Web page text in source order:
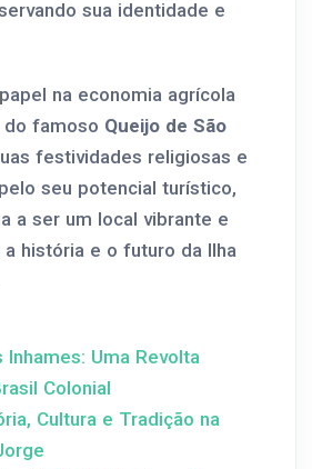
sua identidade e
na economia agrícola
do famoso Queijo de São
festividades religiosas e
seu potencial turístico,
a ser um local vibrante e
a história e o futuro da Ilha
Inhames: Uma Revolta
Colonial
Cultura e Tradição na